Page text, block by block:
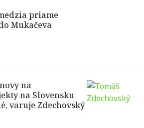
priame
Mukačeva
na
na Slovensku
varuje Zdechovský